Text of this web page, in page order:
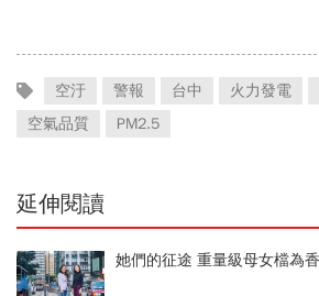
空汙 警報 台中 火力發電
空氣品質
PM2.5
延伸閱讀
她們的征途 重量級母女檔為